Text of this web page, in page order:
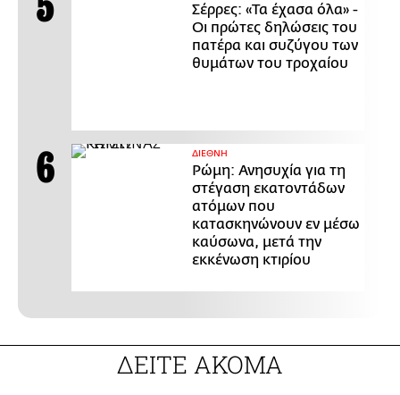
Σέρρες: «Τα έχασα όλα» -
Οι πρώτες δηλώσεις του
πατέρα και συζύγου των
θυμάτων του τροχαίου
ΔΙΕΘΝΗ
Ρώμη: Ανησυχία για τη
στέγαση εκατοντάδων
ατόμων που
κατασκηνώνουν εν μέσω
καύσωνα, μετά την
εκκένωση κτιρίου
ΔΕΙΤΕ ΑΚΟΜΑ